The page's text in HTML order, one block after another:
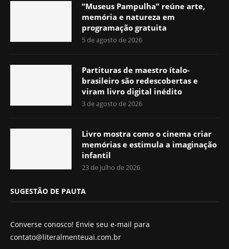
“Museus Pampulha” reúne arte,
memória e natureza em
programação gratuita
5 de agosto de 2026
Partituras de maestro ítalo-
brasileiro são redescobertas e
viram livro digital inédito
3 de agosto de 2026
Livro mostra como o cinema criar
memórias e estimula a imaginação
infantil
23 de julho de 2026
SUGESTÃO DE PAUTA
Converse conosco! Envie seu e-mail para
contato@literalmenteuai.com.br